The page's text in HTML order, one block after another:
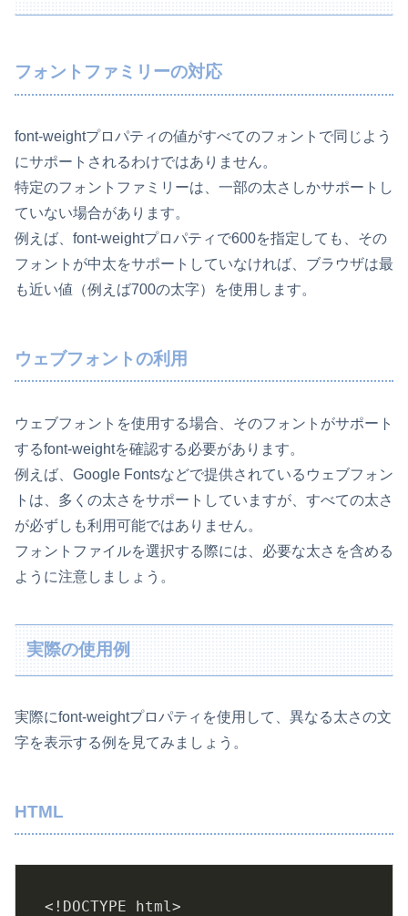
フォントファミリーの対応
font-weightプロパティの値がすべてのフォントで同じよう
にサポートされるわけではありません。
特定のフォントファミリーは、一部の太さしかサポートし
ていない場合があります。
例えば、font-weightプロパティで600を指定しても、その
フォントが中太をサポートしていなければ、ブラウザは最
も近い値（例えば700の太字）を使用します。
ウェブフォントの利用
ウェブフォントを使用する場合、そのフォントがサポート
するfont-weightを確認する必要があります。
例えば、Google Fontsなどで提供されているウェブフォン
トは、多くの太さをサポートしていますが、すべての太さ
が必ずしも利用可能ではありません。
フォントファイルを選択する際には、必要な太さを含める
ように注意しましょう。
実際の使用例
実際にfont-weightプロパティを使用して、異なる太さの文
字を表示する例を見てみましょう。
HTML
<!DOCTYPE html>